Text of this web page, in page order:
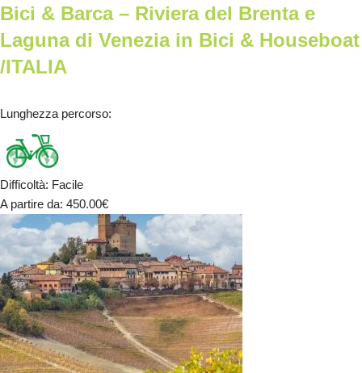
Bici & Barca – Riviera del Brenta e
Laguna di Venezia in Bici & Houseboat
/ITALIA
Lunghezza percorso:
Difficoltà: Facile
A partire da: 450.00€